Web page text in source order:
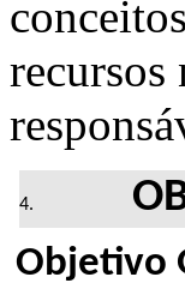
recursos
Objetivo